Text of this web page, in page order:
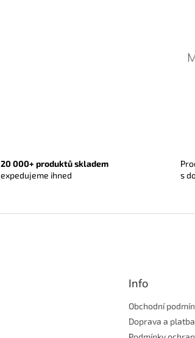
20 000+ produktů skladem
expedujeme ihned
s
Info
Obchodní
Doprava a platba